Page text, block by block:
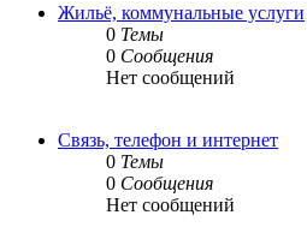
Жильё, коммунальные услуги
0 Темы
0 Сообщения
Нет сообщений
Связь, телефон и интернет
0 Темы
0 Сообщения
Нет сообщений